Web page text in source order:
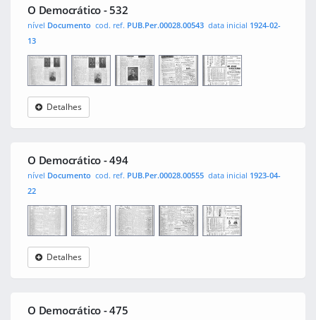
O Democrático - 532
nível Documento cod. ref. PUB.Per.00028.00543 data inicial 1924-02-
13
O
0001
Detalhes
O Democrático - 494
nível Documento cod. ref. PUB.Per.00028.00555 data inicial 1923-04-
22
O
0001
Detalhes
O Democrático - 475